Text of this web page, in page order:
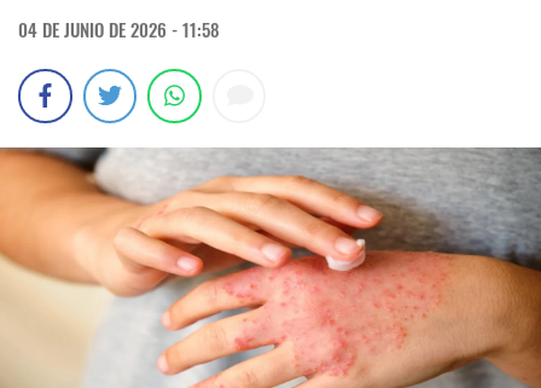
04 DE JUNIO DE 2026 - 11:58